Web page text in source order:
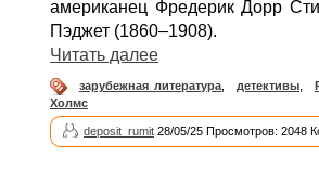
американец Фредерик Дорр
Пэджет (1860–1908).
Читать далее
зарубежная литература детективы
Холмс
deposit_rumit 28/05/25 Просмотров: 2048